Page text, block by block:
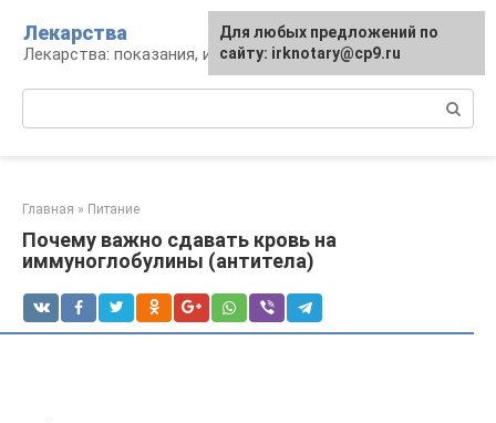
контенту
Лекарства
Лекарства: показания, инструкция, аналоги
Главная » Питание
Почему важно сдавать кровь на
иммуноглобулины (антитела)
Для любых предложений по
сайту: irknotary@cp9.ru